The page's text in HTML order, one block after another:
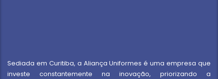
Sediada em Curitiba, a Aliança Uniformes é uma empresa que
investe constantemente na inovação, priorizando a